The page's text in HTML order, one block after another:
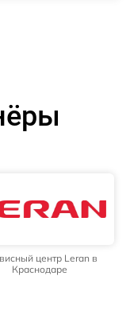
центр Leran в
Краснодаре